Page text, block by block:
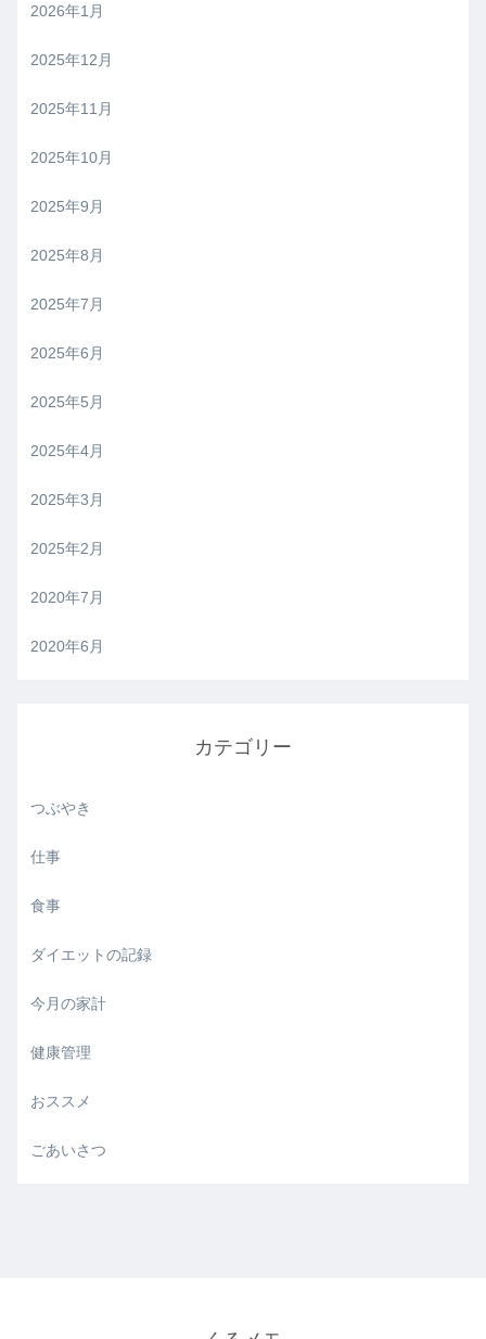
2026年1月
2025年12月
2025年11月
2025年10月
2025年9月
2025年8月
2025年7月
2025年6月
2025年5月
2025年4月
2025年3月
2025年2月
2020年7月
2020年6月
カテゴリー
つぶやき
仕事
食事
ダイエットの記録
今月の家計
健康管理
おススメ
ごあいさつ